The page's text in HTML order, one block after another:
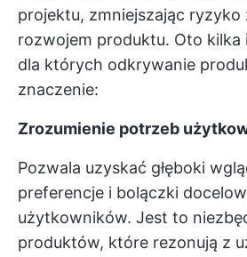
projektu, zmniejszając ryzyko
rozwojem produktu. Oto
dla których odkrywanie
znaczenie:
Zrozumienie potrzeb
Pozwala uzyskać głęboki
preferencje i bolączki
użytkowników. Jest to
produktów, które rezonują z